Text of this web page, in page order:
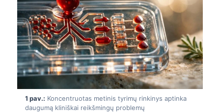
1 pav.: Koncentruotas metinis tyrimų rinkinys aptinka
daugumą kliniškai reikšmingų problemų